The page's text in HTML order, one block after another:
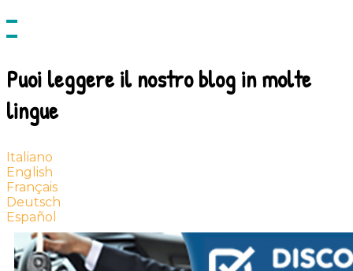
Show
side
Hide
Puoi leggere il nostro blog in molte
lingue
Italiano
English
Français
Deutsch
Español